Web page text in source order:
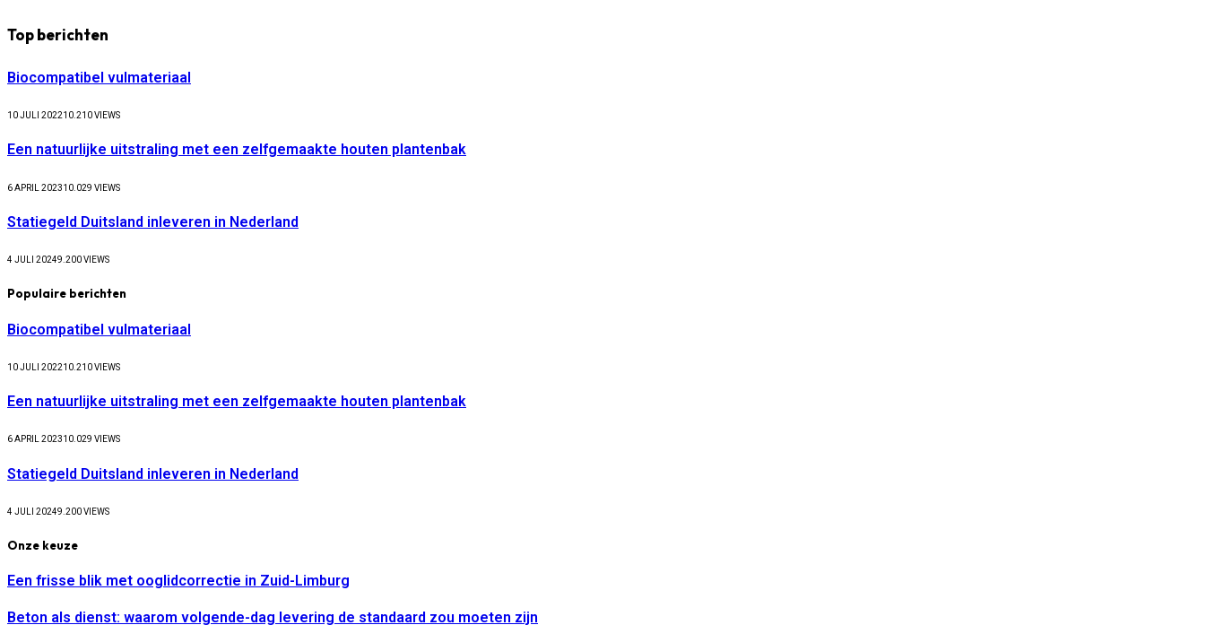
Top berichten
Biocompatibel vulmateriaal
10 JULI 202210.210VIEWS
Een natuurlijke uitstraling met een zelfgemaakte houten plantenbak
6 APRIL 202310.029 VIEWS
Statiegeld Duitsland inleveren in Nederland
4 JULI 20249.200VIEWS
Populaire berichten
Biocompatibel vulmateriaal
10 JULI 202210.210VIEWS
Een natuurlijke uitstraling met een zelfgemaakte houten plantenbak
6 APRIL 202310.029 VIEWS
Statiegeld Duitsland inleveren in Nederland
4 JULI 20249.200VIEWS
Onze keuze
Een frisse blik met ooglidcorrectie in Zuid-Limburg
Beton als dienst: waarom volgende-dag levering de standaard zou moeten zijn